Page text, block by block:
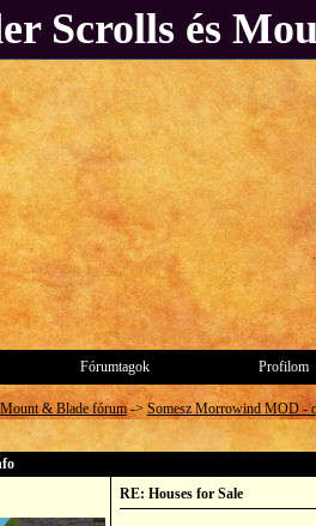
Scrolls és
Fórumtagok Profilom
& Blade fórum-> Somesz Morrowind MOD -
RE: Houses for Sale